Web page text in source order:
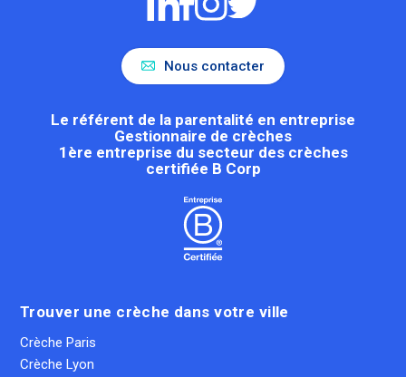
Nous contacter
Le référent de la parentalité en entreprise
Gestionnaire de crèches
1ère entreprise du secteur des crèches
certifiée B Corp
Trouver une crèche dans votre ville
Crèche Paris
Crèche Lyon